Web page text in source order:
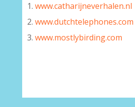
1. www.catharijneverhalen.nl
2. www.dutchtelephones.com
3. www.mostlybirding.com